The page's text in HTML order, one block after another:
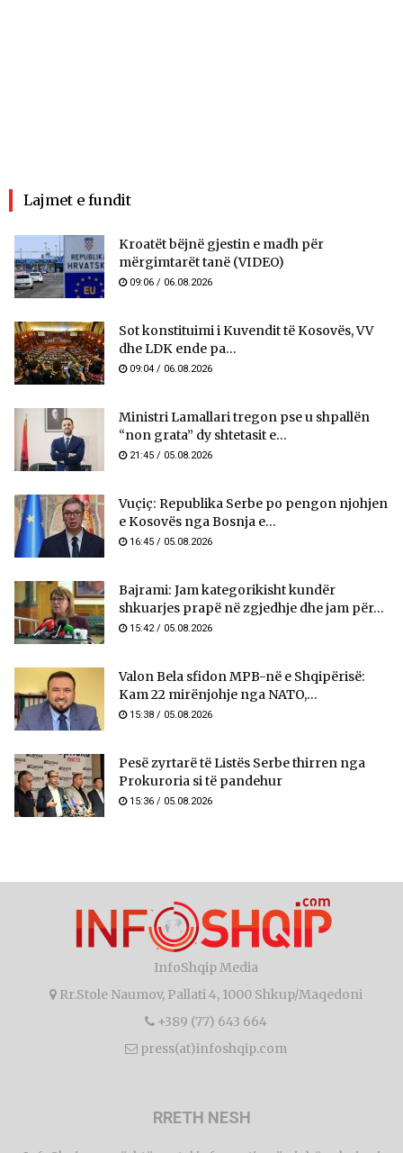
Lajmet e fundit
Kroatët bëjnë gjestin e madh për
mërgimtarët tanë (VIDEO)
09:06 / 06.08.2026
Sot konstituimi i Kuvendit të Kosovës, VV
dhe LDK ende pa...
09:04 / 06.08.2026
Ministri Lamallari tregon pse u shpallën
“non grata” dy shtetasit e...
21:45 / 05.08.2026
Vuçiç: Republika Serbe po pengon njohjen
e Kosovës nga Bosnja e...
16:45 / 05.08.2026
Bajrami: Jam kategorikisht kundër
shkuarjes prapë në zgjedhje dhe jam për...
15:42 / 05.08.2026
Valon Bela sfidon MPB-në e Shqipërisë:
Kam 22 mirënjohje nga NATO,...
15:38 / 05.08.2026
Pesë zyrtarë të Listës Serbe thirren nga
Prokuroria si të pandehur
15:36 / 05.08.2026
InfoShqip Media
Rr.Stole Naumov, Pallati 4, 1000 Shkup/Maqedoni
+389 (77) 643 664
press(at)infoshqip.com
RRETH NESH